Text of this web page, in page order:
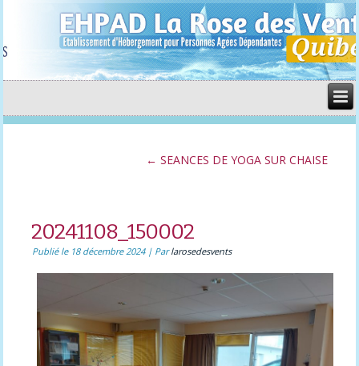
← SEANCES DE YOGA SUR CHAISE
20241108_150002
Publié le 18 décembre 2024| Par larosedesvents